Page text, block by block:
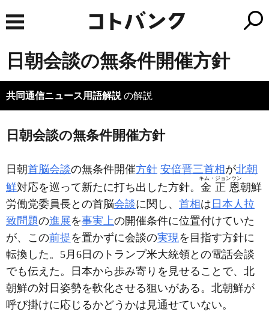
日朝会談の無条件開催方針
共同通信ニュース用語解説 の解説
日朝会談の無条件開催方針
日朝首脳会談の無条件開催方針 安倍晋三首相 が北朝
鮮対応を巡って新たに打ち出した方針。 金正恩
キム・ジョンウン
朝鮮
労働党委員長との首脳会談に関し、 首相 は 日本人拉
致問題の進展を事実上の開催条件に位置付けていた
が、この前提を置かずに会談の実現を目指す方針に
転換した。5月6日のトランプ米大統領との電話会談
でも伝えた。日本から歩み寄りを見せることで、北
朝鮮の対日姿勢を軟化させる狙いがある。北朝鮮が
呼び掛けに応じるかどうかは見通せていない。